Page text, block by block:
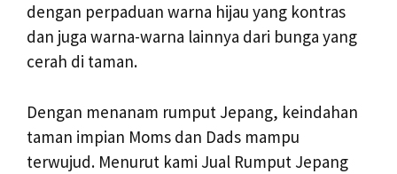
dengan perpaduan warna hijau yang kontras
dan juga warna-warna lainnya dari bunga yang
cerah di taman.
Dengan menanam rumput Jepang, keindahan
taman impian Moms dan Dads mampu
terwujud. Menurut kami Jual Rumput Jepang